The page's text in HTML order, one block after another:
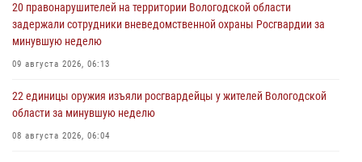
20 правонарушителей на территории Вологодской области
задержали сотрудники вневедомственной охраны Росгвардии за
минувшую неделю
09 августа 2026, 06:13
22 единицы оружия изъяли росгвардейцы у жителей Вологодской
области за минувшую неделю
08 августа 2026, 06:04